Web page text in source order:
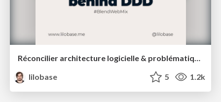
Réconcilier architecture logicielle & problématiques métiers : une introduction au Domain Driven Design – Blend Web Mix 2021
lilobase
5 1.2k